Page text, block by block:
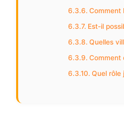
Comment
Est-il
Quelles
Comment
Quel rôle